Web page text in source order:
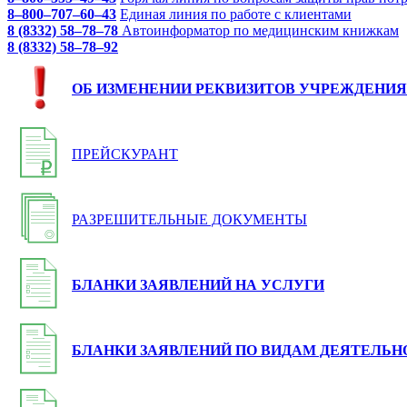
8–800–707–60–43 Единая линия по работе с клиентами
8 (8332) 58–78–78 Автоинформатор по медицинским книжкам
8 (8332) 58–78–92
ОБ ИЗМЕНЕНИИ РЕКВИЗИТОВ УЧРЕЖДЕНИЯ
ПРЕЙСКУРАНТ
РАЗРЕШИТЕЛЬНЫЕ ДОКУМЕНТЫ
БЛАНКИ ЗАЯВЛЕНИЙ НА УСЛУГИ
БЛАНКИ ЗАЯВЛЕНИЙ ПО ВИДАМ